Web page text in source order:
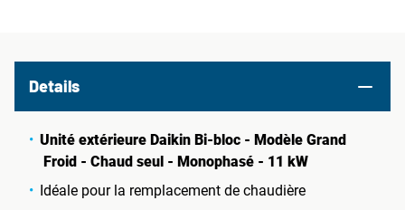
Details
Unité extérieure Daikin Bi-bloc - Modèle Grand
Froid - Chaud seul - Monophasé - 11 kW
Idéale pour la remplacement de chaudière